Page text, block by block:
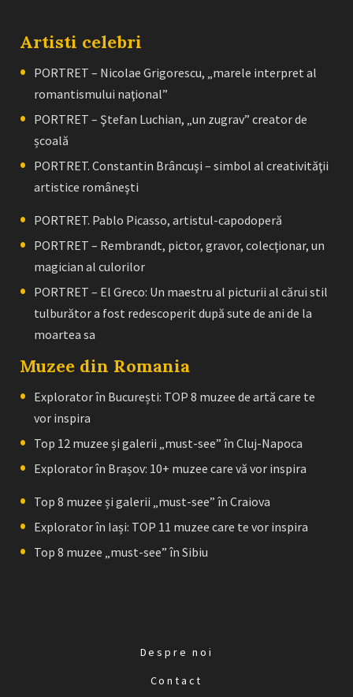
Artisti celebri
PORTRET – Nicolae Grigorescu, „marele interpret al
romantismului naţional”
PORTRET – Ştefan Luchian, „un zugrav” creator de
școală
PORTRET. Constantin Brâncuşi – simbol al creativităţii
artistice româneşti
PORTRET. Pablo Picasso, artistul-capodoperă
PORTRET – Rembrandt, pictor, gravor, colecţionar, un
magician al culorilor
PORTRET – El Greco: Un maestru al picturii al cărui stil
tulburător a fost redescoperit după sute de ani de la
moartea sa
Muzee din Romania
Explorator în București: TOP 8 muzee de artă care te
vor inspira
Top 12 muzee și galerii „must-see” în Cluj-Napoca
Explorator în Brașov: 10+ muzee care vă vor inspira
Top 8 muzee și galerii „must-see” în Craiova
Explorator în Iași: TOP 11 muzee care te vor inspira
Top 8 muzee „must-see” în Sibiu
Despre noi
Contact